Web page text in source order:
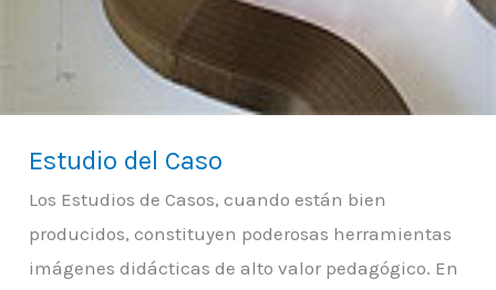
Estudio del Caso
Los Estudios de Casos, cuando están bien
producidos, constituyen poderosas herramientas
imágenes didácticas de alto valor pedagógico. En